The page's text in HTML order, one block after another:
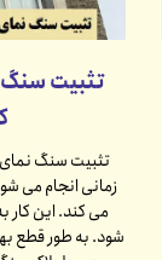
تثبیت
تثبیت سنگ
زمانی انجام می
می کند. این کار
شود. به طور قطع